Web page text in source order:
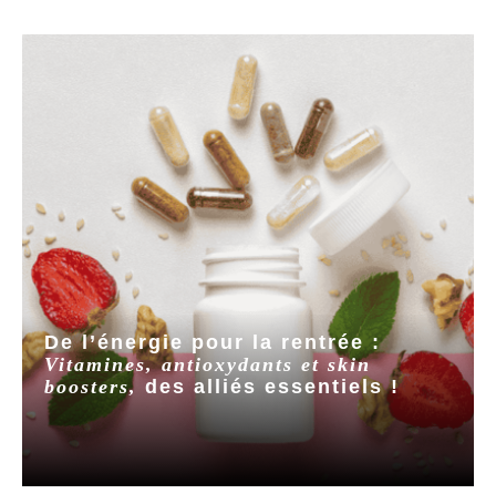
De l’énergie pour la rentrée :
Vitamines, antioxydants et skin
boosters, des alliés essentiels !